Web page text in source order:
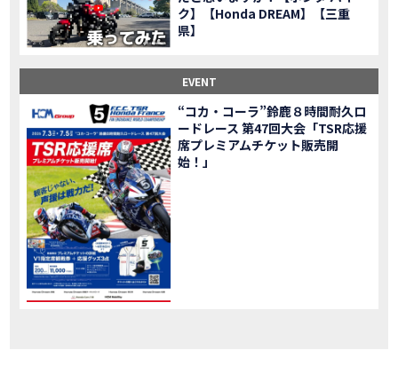
NEW BIKE 「X-ADV」大型クロスオーバーモデル X-ADV をフルモデルチェンジし発売！
NEW BIKE 「CB1000R」のヘッドライト等の外観デザインやカラーリングの変更など熟成を図り発売！
NEW BIKE 「NC750X」大型スポーツモデル NC750X をフルモデルチェンジし発売！
NEW BIKE 「CB1300 SUPER FOUR」「CB1300 SUPER BOL D’OR」ならびに「CB1300 SUPER FOUR SP」「CB1300 SUPER BOL D’OR SP」に先進の電子制御デバイスを採用し発売！
NEW BIKE 大型クルーザーモデル「Rebel 1100」を新発売!!
NEW BIKE よりスポーティーなイメージを強化『CBR650R』を発表!
NEW BIKE Neo Sports Caféシリーズのミドルクラスモデル『CB650R』を発表！
NEW BIKE フルモデルチェンジした 新型「PCX」「PCX160」「PCX e:HEV」を発表!
NEWS 国内販売を予定するグローバルモデルがHondaバイクWebサイトで公開されました！
NEW BIKE 「CRF250L」「CRF250 RALLY」をフルモデルチェンジし発表！
ク】【Honda DREAM】【三重
県】
EVENT
“コカ・コーラ”鈴鹿８時間耐久ロ
ードレース 第47回大会「TSR応援
席プレミアムチケット販売開
始！」